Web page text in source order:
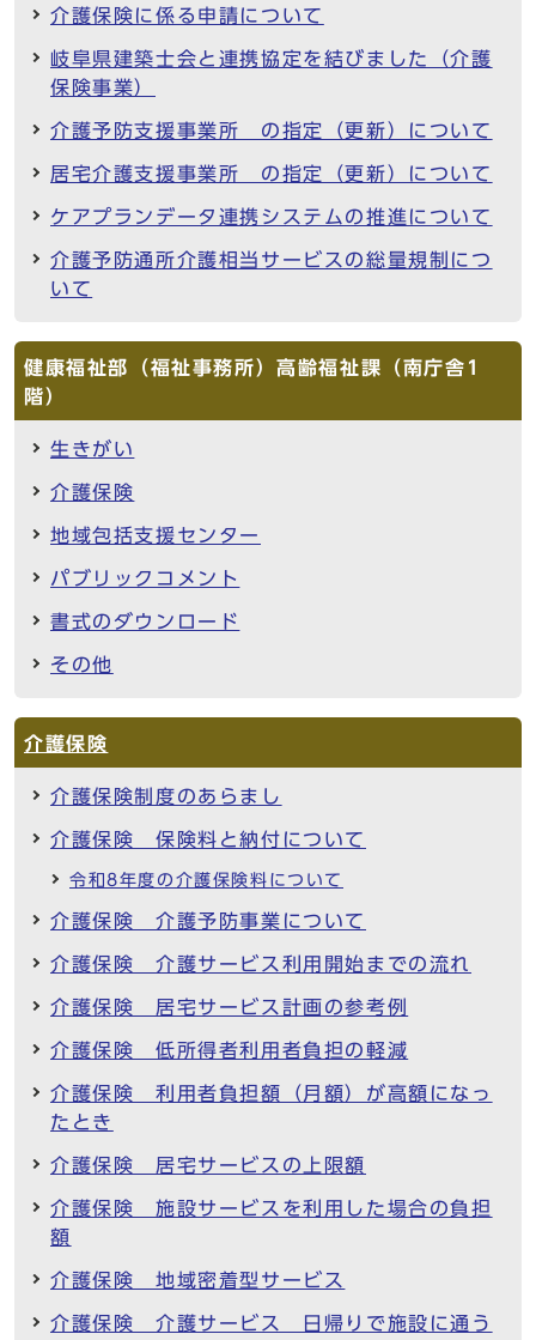
介護保険に係る申請について
岐阜県建築士会と連携協定を結びました（介護
保険事業）
介護予防支援事業所 の指定（更新）について
居宅介護支援事業所 の指定（更新）について
ケアプランデータ連携システムの推進について
介護予防通所介護相当サービスの総量規制につ
いて
健康福祉部（福祉事務所）高齢福祉課（南庁舎1
階）
生きがい
介護保険
地域包括支援センター
パブリックコメント
書式のダウンロード
その他
介護保険
介護保険制度のあらまし
介護保険 保険料と納付について
令和8年度の介護保険料について
介護保険 介護予防事業について
介護保険 介護サービス利用開始までの流れ
介護保険 居宅サービス計画の参考例
介護保険 低所得者利用者負担の軽減
介護保険 利用者負担額（月額）が高額になっ
たとき
介護保険 居宅サービスの上限額
介護保険 施設サービスを利用した場合の負担
額
介護保険 地域密着型サービス
介護保険 介護サービス 日帰りで施設に通う